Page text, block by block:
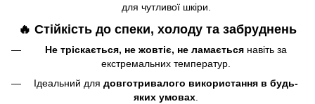
для чутливої шкіри.
🔥 Стійкість до спеки, холоду та забруднень
Не тріскається, не жовтіє, не ламається навіть за
екстремальних температур.
Ідеальний для довготривалого використання в будь-
яких умовах.